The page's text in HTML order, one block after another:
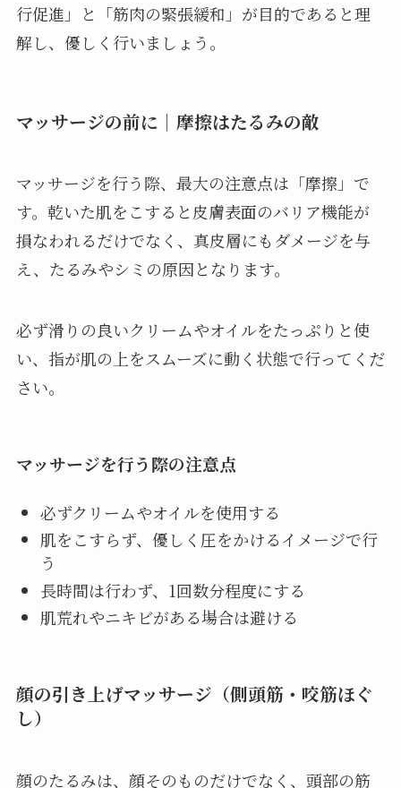
行促進」と「筋肉の緊張緩和」が目的であると理
解し、優しく行いましょう。
マッサージの前に｜摩擦はたるみの敵
マッサージを行う際、最大の注意点は「摩擦」で
す。乾いた肌をこすると皮膚表面のバリア機能が
損なわれるだけでなく、真皮層にもダメージを与
え、たるみやシミの原因となります。
必ず滑りの良いクリームやオイルをたっぷりと使
い、指が肌の上をスムーズに動く状態で行ってくだ
さい。
マッサージを行う際の注意点
必ずクリームやオイルを使用する
肌をこすらず、優しく圧をかけるイメージで行
う
長時間は行わず、1回数分程度にする
肌荒れやニキビがある場合は避ける
顔の引き上げマッサージ（側頭筋・咬筋ほぐ
し）
顔のたるみは、顔そのものだけでなく、頭部の筋